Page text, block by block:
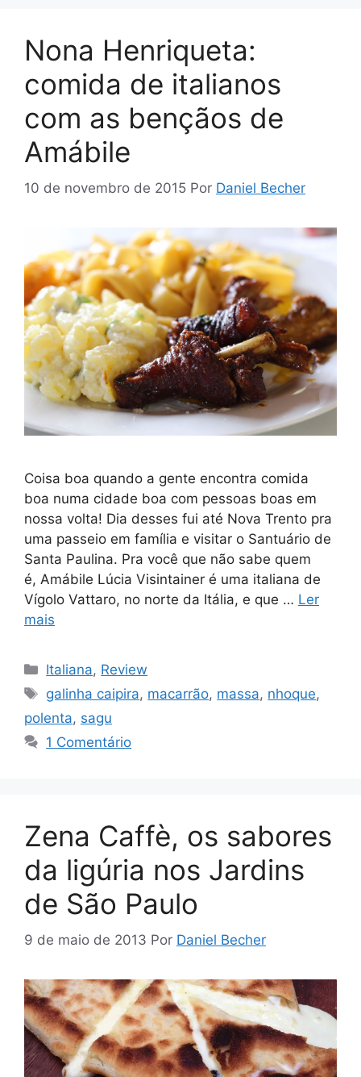
Nona Henriqueta:
comida de italianos
com as bençãos de
Amábile
10 de novembro de 2015 Por Daniel Becher
Coisa boa quando a gente encontra comida
boa numa cidade boa com pessoas boas em
nossa volta! Dia desses fui até Nova Trento pra
uma passeio em família e visitar o Santuário de
Santa Paulina. Pra você que não sabe quem
é, Amábile Lúcia Visintainer é uma italiana de
Vígolo Vattaro, no norte da Itália, e que … Ler
mais
Categorias
Italiana, Review
Tags
galinha caipira, macarrão, massa, nhoque,
polenta, sagu
1 Comentário
Zena Caffè, os sabores
da ligúria nos Jardins
de São Paulo
9 de maio de 2013 Por Daniel Becher